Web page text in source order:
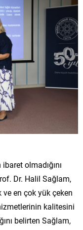
olmadığını
Dr. Halil Sağlam,
en çok yük çeken
kalitesini
belirten Sağlam,